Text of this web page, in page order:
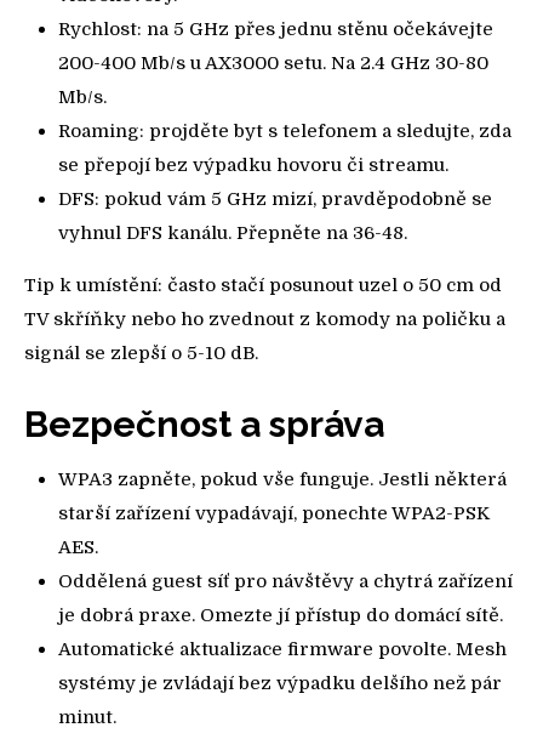
Rychlost: na 5 GHz přes jednu stěnu očekávejte
200-400 Mb/s u AX3000 setu. Na 2.4 GHz 30-80
Mb/s.
Roaming: projděte byt s telefonem a sledujte, zda
se přepojí bez výpadku hovoru či streamu.
DFS: pokud vám 5 GHz mizí, pravděpodobně se
vyhnul DFS kanálu. Přepněte na 36-48.
Tip k umístění: často stačí posunout uzel o 50 cm od
TV skříňky nebo ho zvednout z komody na poličku a
signál se zlepší o 5-10 dB.
Bezpečnost a správa
WPA3 zapněte, pokud vše funguje. Jestli některá
starší zařízení vypadávají, ponechte WPA2-PSK
AES.
Oddělená guest síť pro návštěvy a chytrá zařízení
je dobrá praxe. Omezte jí přístup do domácí sítě.
Automatické aktualizace firmware povolte. Mesh
systémy je zvládají bez výpadku delšího než pár
minut.